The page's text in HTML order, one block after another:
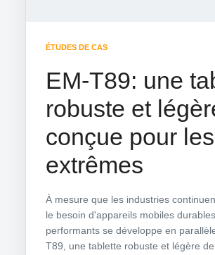
ÉTUDES DE CAS
EM-T89: une
robuste et
conçue pour les
extrêmes
À mesure que les industries
le besoin d'appareils mobiles
performants se développe en
T89, une tablette robuste et légère